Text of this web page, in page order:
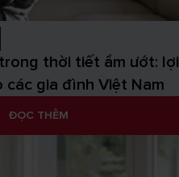
thời tiết ẩm ướt: lợi
các gia đình Việt Nam
ĐỌC THÊM